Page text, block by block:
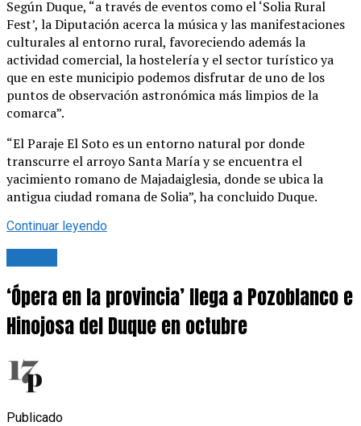
Según Duque, “a través de eventos como el ‘Solia Rural
Fest’, la Diputación acerca la música y las manifestaciones
culturales al entorno rural, favoreciendo además la
actividad comercial, la hostelería y el sector turístico ya
que en este municipio podemos disfrutar de uno de los
puntos de observación astronómica más limpios de la
comarca”.
“El Paraje El Soto es un entorno natural por donde
transcurre el arroyo Santa María y se encuentra el
yacimiento romano de Majadaiglesia, donde se ubica la
antigua ciudad romana de Solia”, ha concluido Duque.
Continuar leyendo
‘Ópera en la provincia’ llega a Pozoblanco e
Hinojosa del Duque en octubre
Publicado